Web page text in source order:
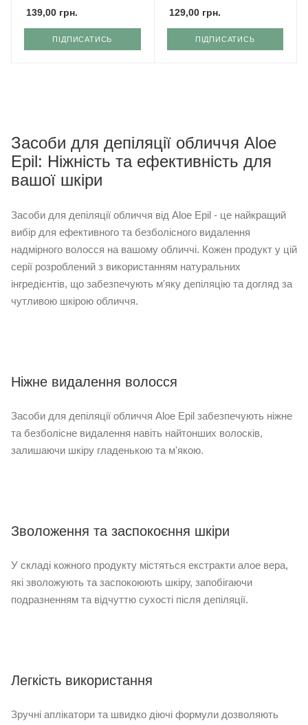
139,00 грн.
ПІДПИСАТИСЬ
129,00грн.
ПІДПИСАТИСЬ
Засоби для депіляції обличчя Aloe
Epil: Ніжність та ефективність для
вашої шкіри
Засоби для депіляції обличчя від Aloe Epil - це найкращий
вибір для ефективного та безболісного видалення
надмірного волосся на вашому обличчі. Кожен продукт у цій
серії розроблений з використанням натуральних
інгредієнтів, що забезпечують м'яку депіляцію та догляд за
чутливою шкірою обличчя.
Ніжне видалення волосся
Засоби для депіляції обличчя Aloe Epil забезпечують ніжне
та безболісне видалення навіть найтонших волосків,
залишаючи шкіру гладенькою та м'якою.
Зволоження та заспокоєння шкіри
У складі кожного продукту містяться екстракти алое вера,
які зволожують та заспокоюють шкіру, запобігаючи
подразненням та відчуттю сухості після депіляції.
Легкість використання
Зручні аплікатори та швидко діючі формули дозволяють